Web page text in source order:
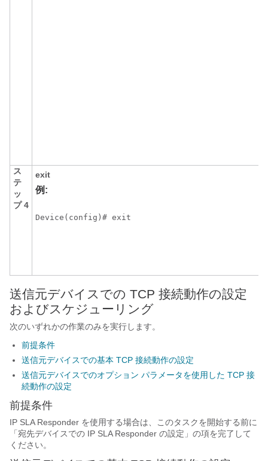
ス
テ
ッ
プ 4
exit
例:
Device(config)# exit
送信元デバイスでの TCP 接続動作の設定
およびスケジューリング
次のいずれかの作業のみを実行します。
前提条件
送信元デバイスでの基本 TCP 接続動作の設定
送信元デバイスでのオプション パラメータを使用した TCP 接
続動作の設定
前提条件
IP SLA Responder を使用する場合は、このタスクを開始する前に
「宛先デバイスでの IP SLA Responder の設定」の項を完了して
ください。